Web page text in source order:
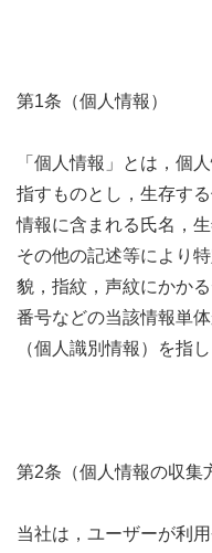
第1条（個人情報）
「個人情報」とは，個
指すものとし，生存す
情報に含まれる氏名，
その他の記述等により
貌，指紋，声紋にかか
番号などの当該情報単
（個人識別情報）を指し
第2条（個人情報の収集
当社は，ユーザーが利